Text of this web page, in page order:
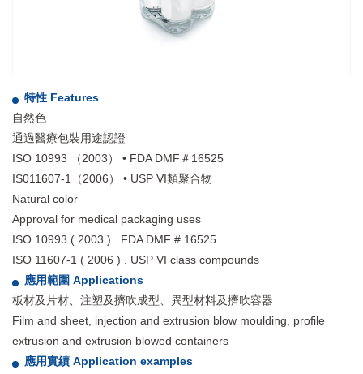
特性 Features
自然色
通過醫療包裝用途認證
ISO 10993 （2003） • FDA DMF＃16525
IS011607-1（2006） • USP VI類聚合物
Natural color
Approval for medical packaging uses
ISO 10993 ( 2003 ) . FDA DMF # 16525
ISO 11607-1 ( 2006 ) . USP VI class compounds
應用範圍 Applications
板材及片材、注塑及擠吹成型、異型材料及擠吹容器
Film and sheet, injection and extrusion blow moulding, profile
extrusion and extrusion blowed containers
應用實績 Application examples